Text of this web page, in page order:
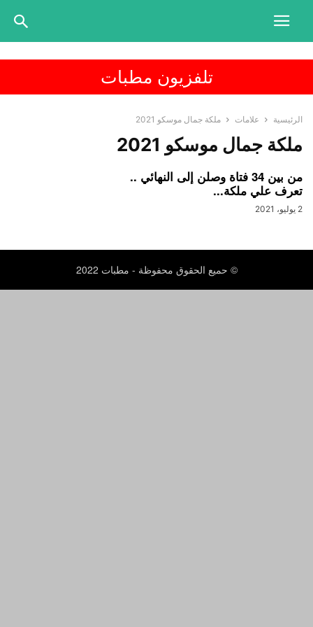
تلفزيون مطبات
الرئيسية علامات ملكة جمال موسكو 2021
ملكة جمال موسكو 2021
من بين 34 فتاة وصلن إلى النهائي ..
تعرف علي ملكة...
2 يوليو، 2021
© حميع الحقوق محفوظة - مطبات 2022